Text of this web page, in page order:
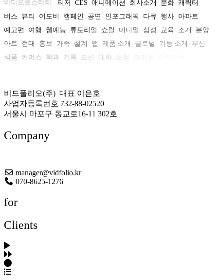
비디오로스터리
티저 CES 애니메이션 회사소개 문화 캐릭터
버스
뷰티 어도비 캠페인 공연 인포그래픽 다큐 행사 아파트
예고편
여행 웹예능 튜토리얼 쇼릴 미니멀 삼성 교육 소개
분양
아트
현대 홍보 가족 설계 앱 제품 소개 글로벌 기능 소개
부산
식품
커머스 학과 기록 모션 대학 보험
비드폴리오(주) 대표 이은호
사업자등록번호 732-88-02520
서울시 마포구 동교로16-11 302호
Company
manager@vidfolio.kr
070-8625-1276
for
Clients